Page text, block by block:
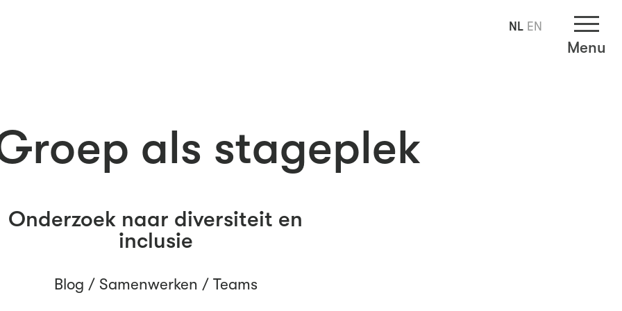
Menu
als stageplek
Onderzoek naar diversiteit en
inclusie
Blog / Samenwerken / Teams
NL EN